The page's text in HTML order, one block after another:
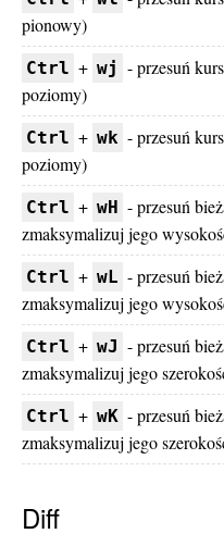
pionowy)
Ctrl + wj - przesuń
poziomy)
Ctrl + wk - przesuń
poziomy)
Ctrl + wH - przesuń
zmaksymalizuj jego
Ctrl + wL - przesuń
zmaksymalizuj jego
Ctrl + wJ - przesuń
zmaksymalizuj jego
Ctrl + wK - przesuń
zmaksymalizuj jego
Diff